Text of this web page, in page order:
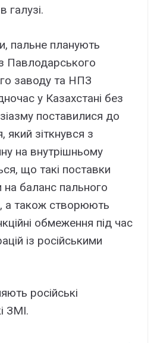
галузі.
пальне планують
Павлодарського
заводу та НПЗ
у Казахстані без
поставилися до
зіткнувся з
на внутрішньому
що такі поставки
баланс пального
а також створюють
обмеження під час
із російськими
російські
ЗМІ.